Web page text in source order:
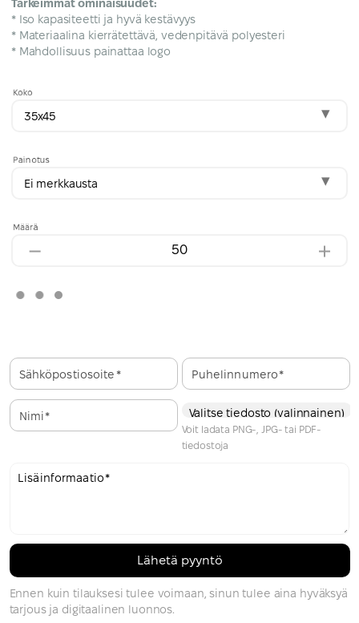
Tärkeimmät ominaisuudet:
* Iso kapasiteetti ja hyvä kestävyys
* Materiaalina kierrätettävä, vedenpitävä polyesteri
* Mahdollisuus painattaa logo
35x45
Koko
Ei merkkausta
Painotus
Määrä
Sähköpostiosoite Puhelinnumero
Nimi Valitse tiedosto (valinnainen)
Voit ladata PNG-, JPG- tai PDF-
tiedostoja
Lisäinformaatio
Ennen kuin tilauksesi tulee voimaan, sinun tulee aina hyväksyä
tarjous ja digitaalinen luonnos.